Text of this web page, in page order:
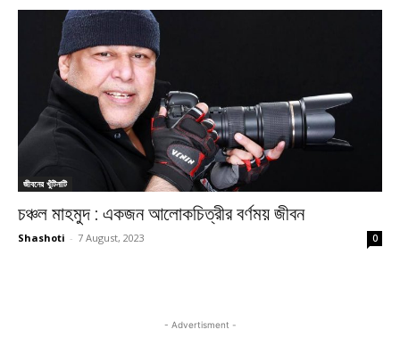
জীবনের খুঁটিনাটি
চঞ্চল মাহমুদ : একজন আলোকচিত্রীর বর্ণময় জীবন
Shashoti - 7 August, 2023 0
- Advertisment -